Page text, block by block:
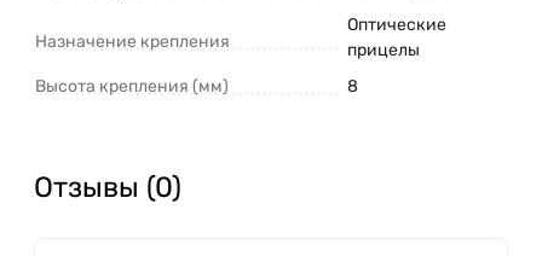
Назначение крепления
Оптические
прицелы
Высота крепления (мм)
8
Отзывы (0)